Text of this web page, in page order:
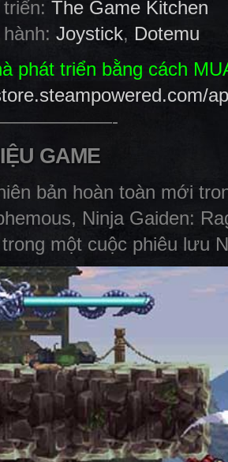
The Game Kitchen
Joystick, Dotemu
phát triển bằng cách
GAME
bản hoàn toàn mới
Ninja Gaiden:
một cuộc phiêu lưu